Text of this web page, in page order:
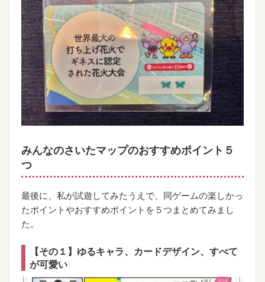
みんなのさいたマップのおすすめポイント５
つ
最後に、私が試遊してみたうえで、同ゲームの楽しかっ
たポイントやおすすめポイントを５つまとめてみまし
た。
【その１】ゆるキャラ、カードデザイン、すべて
が可愛い